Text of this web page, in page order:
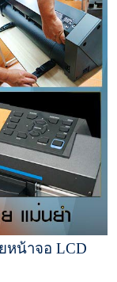
หน้าจอ LCD